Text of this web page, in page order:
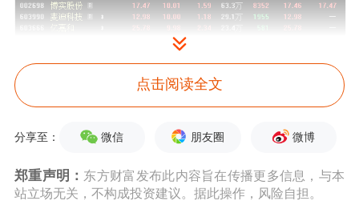
中信证券
称，多方信息表明特斯拉的
更新，并在2025年进入正式量产。高盛
点击阅读全文
分享至： 微信 朋友圈 微博
郑重声明： 东方财富发布此内容旨在传播更多信息，与本
站立场无关，不构成投资建议。据此操作，风险自担。